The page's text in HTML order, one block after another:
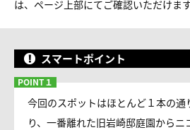
は、ページ上部にてご確認いただけます
スマートポイント
今回のスポットはほとんど１本の通
り、一番離れた旧岩崎邸庭園から